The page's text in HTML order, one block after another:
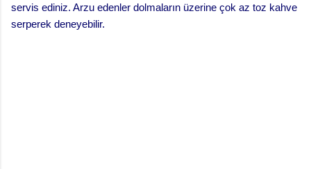
servis ediniz. Arzu edenler dolmaların üzerine çok az toz kahve
serperek deneyebilir.